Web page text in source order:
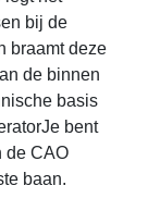
bij de
braamt deze
de binnen
basis
bent
de CAO
baan.